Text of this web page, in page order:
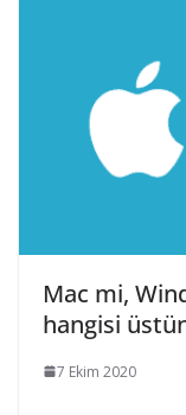
Mac mi,
hangisi
7 Ekim 2020